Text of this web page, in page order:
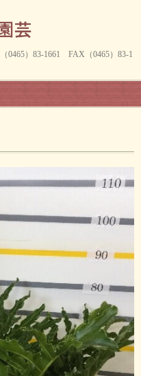
0465）83-1661 FAX（0465）83-1